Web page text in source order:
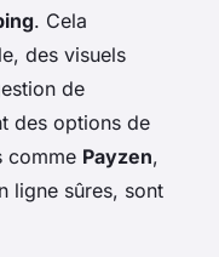
. Cela
des visuels
de
des options de
comme Payzen,
ligne sûres, sont